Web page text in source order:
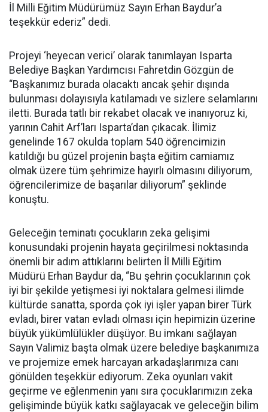
İl Milli Eğitim Müdürümüz Sayın Erhan Baydur’a
teşekkür ederiz” dedi.
Projeyi ‘heyecan verici’ olarak tanımlayan Isparta
Belediye Başkan Yardımcısı Fahretdin Gözgün de
“Başkanımız burada olacaktı ancak şehir dışında
bulunması dolayısıyla katılamadı ve sizlere selamlarını
iletti. Burada tatlı bir rekabet olacak ve inanıyoruz ki,
yarının Cahit Arf’ları Isparta’dan çıkacak. İlimiz
genelinde 167 okulda toplam 540 öğrencimizin
katıldığı bu güzel projenin başta eğitim camiamız
olmak üzere tüm şehrimize hayırlı olmasını diliyorum,
öğrencilerimize de başarılar diliyorum” şeklinde
konuştu.
Geleceğin teminatı çocukların zeka gelişimi
konusundaki projenin hayata geçirilmesi noktasında
önemli bir adım attıklarını belirten İl Milli Eğitim
Müdürü Erhan Baydur da, “Bu şehrin çocuklarının çok
iyi bir şekilde yetişmesi iyi noktalara gelmesi ilimde
kültürde sanatta, sporda çok iyi işler yapan birer Türk
evladı, birer vatan evladı olması için hepimizin üzerine
büyük yükümlülükler düşüyor. Bu imkanı sağlayan
Sayın Valimiz başta olmak üzere belediye başkanımıza
ve projemize emek harcayan arkadaşlarımıza canı
gönülden teşekkür ediyorum. Zeka oyunları vakit
geçirme ve eğlenmenin yanı sıra çocuklarımızın zeka
gelişiminde büyük katkı sağlayacak ve geleceğin bilim